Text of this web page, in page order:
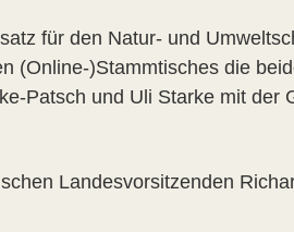
für den Natur- und
(Online-)Stammtisches die
Patsch und Uli Starke mit der
Landesvorsitzenden